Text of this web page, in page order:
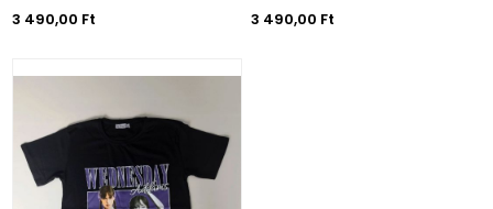
3 490,00 Ft
3 490,00 Ft